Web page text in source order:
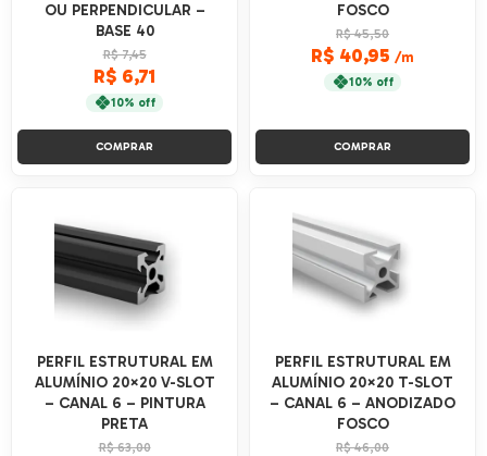
OU PERPENDICULAR –
BASE 40
R$ 7,45
R$ 6,71
10% off
COMPRAR
FOSCO
R$ 45,50
R$ 40,95/m
10% off
COMPRAR
PERFIL ESTRUTURAL EM
ALUMÍNIO 20×20 V-SLOT
– CANAL 6 – PINTURA
PRETA
R$ 63,00
PERFIL ESTRUTURAL EM
ALUMÍNIO 20×20 T-SLOT
– CANAL 6 – ANODIZADO
FOSCO
R$ 46,00